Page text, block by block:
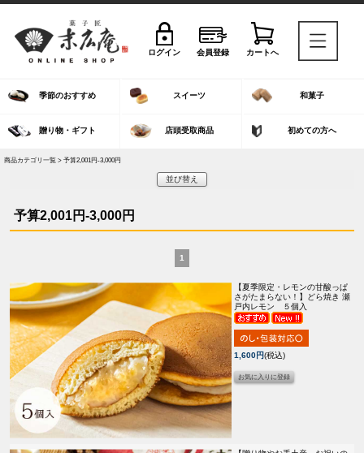
ログイン 会員登録 カートへ
季節のおすすめ スイーツ 和菓子
贈り物・ギフト 店頭受取商品 初めての方へ
商品カテゴリ一覧 > 予算2,001円-3,000円
並び替え
予算2,001円-3,000円
1
【夏季限定・レモンの甘酸っぱ
さがたまらない！】 どら焼き 瀬
戸内レモン ５個入
1,600円(税込)